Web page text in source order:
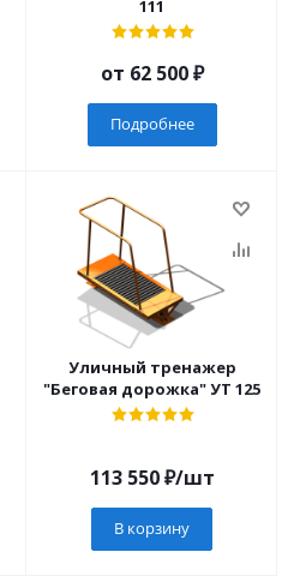
111
от 62 500 ₽
Подробнее
Уличный тренажер
"Беговая дорожка" УТ 125
113 550₽/шт
В корзину